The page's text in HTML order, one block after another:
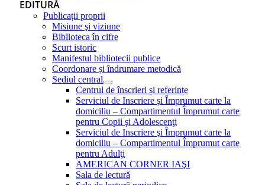
EDITURĂ
Publicații proprii
Misiune şi viziune
Biblioteca în cifre
Scurt istoric
Manifestul bibliotecii publice
Coordonare și îndrumare metodică
Sediul central
Centrul de înscrieri și referințe
Serviciul de Inscriere şi Împrumut carte la
domiciliu – Compartimentul Împrumut carte
pentru Copii şi Adolescenţi
Serviciul de Inscriere şi Împrumut carte la
domiciliu – Compartimentul Împrumut carte
pentru Adulţi
AMERICAN CORNER IAŞI
Sala de lectură